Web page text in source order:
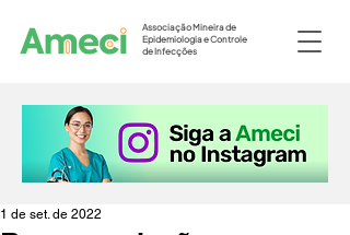
Associação Mineira de
Epidemiologia e Controle
de Infecções
1 de set. de 2022